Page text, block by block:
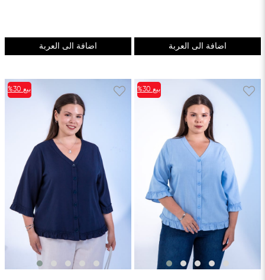
اضافة الى العربة اضافة الى العربة
%30 بيع %30 بيع